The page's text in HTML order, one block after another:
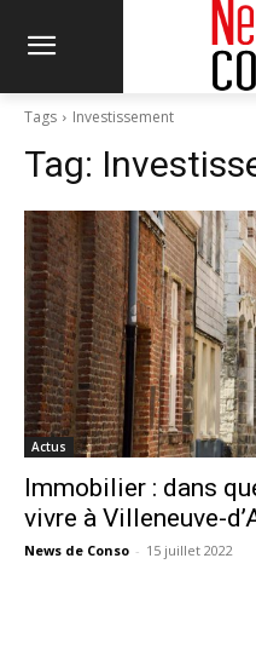
Tags Investissement
Tag:
Actus
Immobilier : dans
vivre à Villeneuve-
News de Conso - 15 juillet 2022